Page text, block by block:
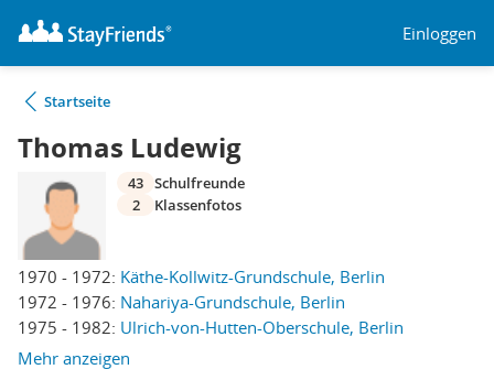
Einloggen
Startseite
Thomas Ludewig
1970 - 1972: Käthe-Kollwitz-Grundschule, Berlin
1972 - 1976: Nahariya-Grundschule, Berlin
1975 - 1982: Ulrich-von-Hutten-Oberschule, Berlin
Mehr anzeigen
43 Schulfreunde
2
Klassenfotos